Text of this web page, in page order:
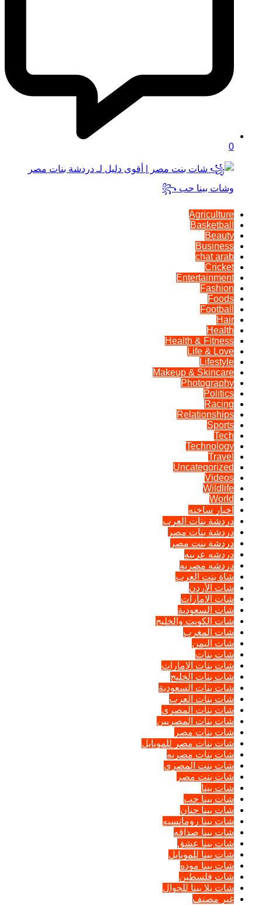
0
Agriculture
Basketball
Beauty
Business
chat arab
Cricket
Entertainment
Fashion
Foods
Football
Hair
Health
Health & Fitness
Life & Love
Lifestyle
Makeup & Skincare
Photography
Politics
Racing
Relationships
Sports
Tech
Technology
Travel
Uncategorized
Videos
Wildlife
World
اخبار ساخنه
دردشة بنات العرب
دردشة بنات مصر
دردشة بنت مصر
دردشه عربيه
دردشه مصريه
شاة بنت العرب
شات الأردن
شات الإمارات
شات السعودية
شات الكويت والخليج
شات المغرب
شات اليمن
شات بنات
شات بنات الإمارات
شات بنات الخليج
شات بنات السعودية
شات بنات العرب
شات بنات المصرى
شات بنات المصريين
شات بنات مصر
شات بنات مصر للموبايل
شات بنات مصريه
شات بنت المصرى
شات بنت مصر
شات بينا
شات بينا حب
شات بينا حنان
شات بينا رومانسيه
شات بينا صداقه
شات بينا عشق
شات بينا للموبايل
شات بينا موده
شات فلسطين
شات يلا بينا للجوال
غير مصنف